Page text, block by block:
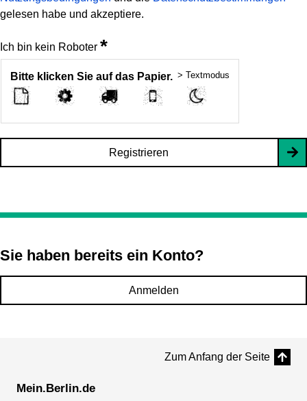
gelesen habe und akzeptiere.
Ich bin kein Roboter *
Bitte klicken Sie auf das Papier. > Textmodus
Registrieren
Sie haben bereits ein Konto?
Anmelden
Zum Anfang der Seite
Mein.Berlin.de